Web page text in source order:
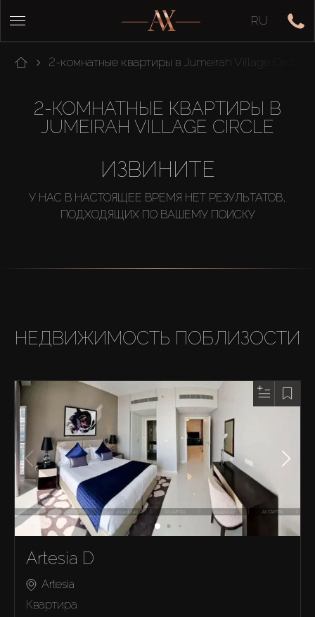
RU
2-комнатные квартиры в Jumeirah Village Circle
2-КОМНАТНЫЕ КВАРТИРЫ В
JUMEIRAH VILLAGE CIRCLE
ИЗВИНИТЕ
У НАС В НАСТОЯЩЕЕ ВРЕМЯ НЕТ РЕЗУЛЬТАТОВ,
ПОДХОДЯЩИХ ПО ВАШЕМУ ПОИСКУ
НЕДВИЖИМОСТЬ ПОБЛИЗОСТИ
Artesia D
Artesia
Квартира